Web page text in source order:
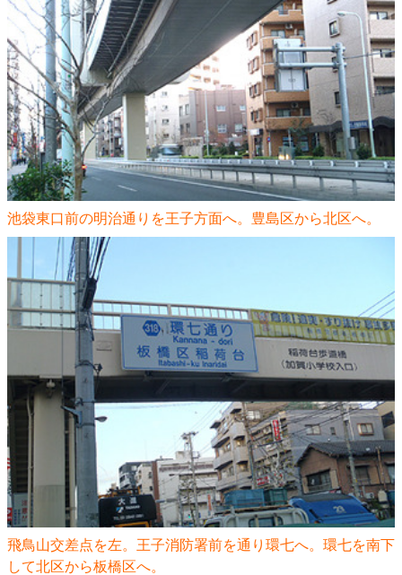
池袋東口前の明治通りを王子方面へ。豊島区から北区へ。
飛鳥山交差点を左。王子消防署前を通り環七へ。環七を南下
して北区から板橋区へ。